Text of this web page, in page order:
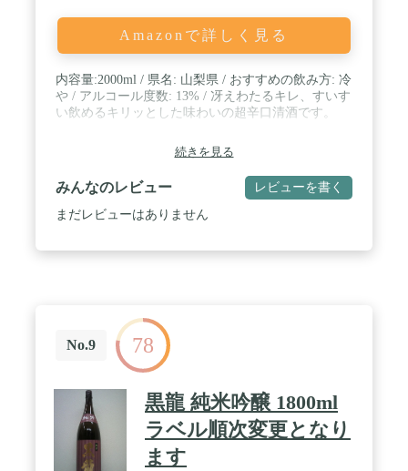
Amazonで詳しく見る
内容量:2000ml / 県名: 山梨県 / おすすめの飲み方: 冷
や / アルコール度数: 13% / 冴えわたるキレ、すいす
い飲めるキリッとした味わいの超辛口清酒です。
続きを見る
みんなのレビュー レビューを書く
まだレビューはありません
No.9 78
黒龍 純米吟醸 1800ml
ラベル順次変更となり
ます